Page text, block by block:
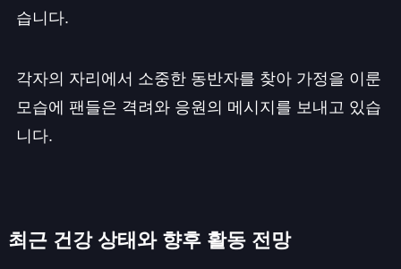
습니다.
각자의 자리에서 소중한 동반자를 찾아 가정을 이룬
모습에 팬들은 격려와 응원의 메시지를 보내고 있습
니다.
최근 건강 상태와 향후 활동 전망